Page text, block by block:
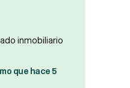
inmobiliario
que hace 5